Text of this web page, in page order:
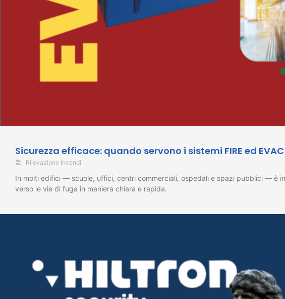
Sicurezza efficace: quando servono i sistemi FIRE ed EVAC
Rilevazione Incendi
In molti edifici — scuole, uffici, centri commerciali, ospedali e spazi pubblici — è
verso le vie di fuga in maniera chiara e rapida.